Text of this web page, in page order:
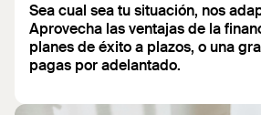
Sea cual sea tu situación, nos
Aprovecha las ventajas de la
planes de éxito a plazos, o una
pagas por adelantado.